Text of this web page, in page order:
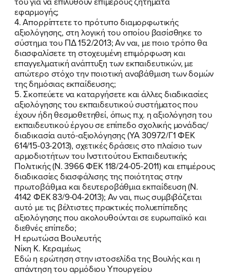
εφαρμογής;
4. Απορρίπτετε το πρότυπο διαμορφωτικής
αξιολόγησης, στη λογική του οποίου βασίσθηκε το
σύστημα του ΠΔ 152/2013; Aν ναι, με ποιο τρόπο θα
διασφαλίσετε τη στοχευμένη επιμόρφωση και
επαγγελματική ανάπτυξη των εκπαιδευτικών, με
απώτερο στόχο την ποιοτική αναβάθμιση των δομών
της δημόσιας εκπαίδευσης;
5. Σκοπεύετε να καταργήσετε και άλλες διαδικασίες
αξιολόγησης του εκπαιδευτικού συστήματος που
έχουν ήδη θεσμοθετηθεί, όπως π.χ. η αξιολόγηση του
εκπαιδευτικού έργου σε επίπεδο σχολικής μονάδας/
διαδικασία αυτό-αξιολόγησης (ΥΑ 30972/Γ1 ΦΕΚ
614/15-03-2013), σχετικές δράσεις στο πλαίσιο των
αρμοδιοτήτων του Ινστιτούτου Εκπαιδευτικής
Πολιτικής (Ν. 3966 ΦΕΚ 118/24-05-2011) και επιμέρους
διαδικασίες διασφάλισης της ποιότητας στην
πρωτοβάθμια και δευτεροβάθμια εκπαίδευση (N.
4142 ΦΕΚ 83/9-04-2013); Αν ναι, πως συμβιβάζεται
αυτό με τις βέλτιστες πρακτικές πολυεπίπεδης
αξιολόγησης που ακολουθούνται σε ευρωπαϊκό και
διεθνές επίπεδο;
Η ερωτώσα Βουλευτής
Νίκη Κ. Κεραμέως
Εδώ η ερώτηση στην ιστοσελίδα της Βουλής και η
απάντηση του αρμόδιου Υπουργείου